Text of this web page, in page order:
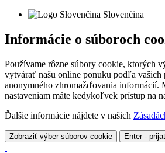
Slovenčina
Informácie o súboroch
Používame rôzne súbory cookie, ktorých
vytvárať našu online ponuku podľa vašich
anonymného zhromažďovania informácií.
nastaveniam máte kedykoľvek prístup na
Ďalšie informácie nájdete v našich
Zobraziť výber súborov cookie Enter -